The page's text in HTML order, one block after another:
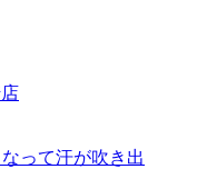
って汗が吹き出